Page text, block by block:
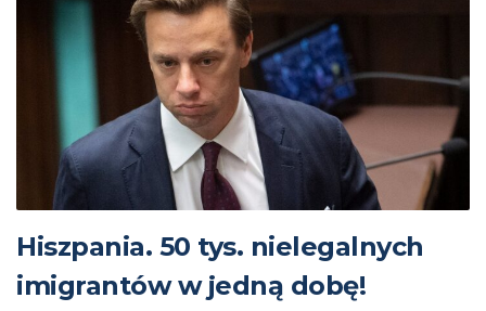
Hiszpania. 50 tys. nielegalnych
imigrantów w jedną dobę!